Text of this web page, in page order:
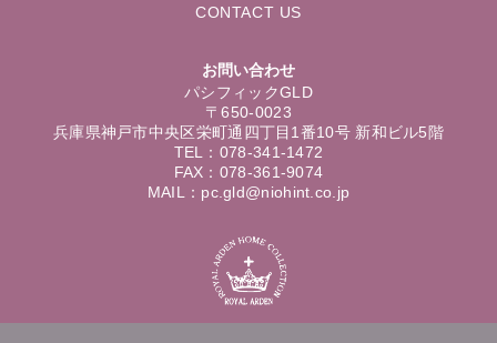
CONTACT US
お問い合わせ
パシフィックGLD
〒650-0023
兵庫県神戸市中央区栄町通四丁目1番10号 新和ビル5階
TEL：078-341-1472
FAX：078-361-9074
MAIL：pc.gld@niohint.co.jp